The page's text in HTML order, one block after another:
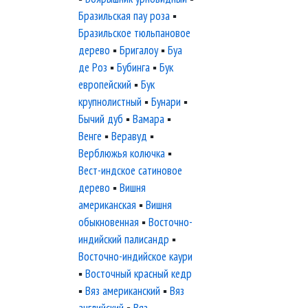
Бразильская пау роза ▪
Бразильское тюльпановое
дерево ▪Бригалоу▪Буа
де Роз ▪Бубинга ▪Бук
европейский ▪Бук
крупнолистный ▪Бунари ▪
Бычий дуб ▪Вамара ▪
Венге ▪Веравуд ▪
Верблюжья колючка ▪
Вест-индское сатиновое
дерево ▪Вишня
американская ▪Вишня
обыкновенная ▪Восточно-
индийский палисандр ▪
Восточно-индийское каури
▪Восточный красный кедр
▪Вяз американский ▪Вяз